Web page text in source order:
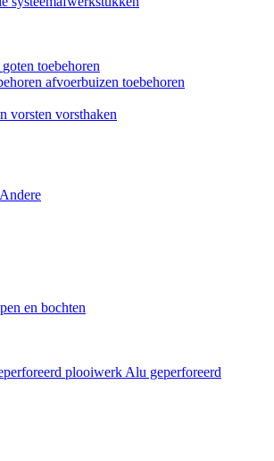
goten toebehoren
afvoerbuizen toebehoren
vorsten vorsthaken
Andere
en bochten
plooiwerk Alu geperforeerd